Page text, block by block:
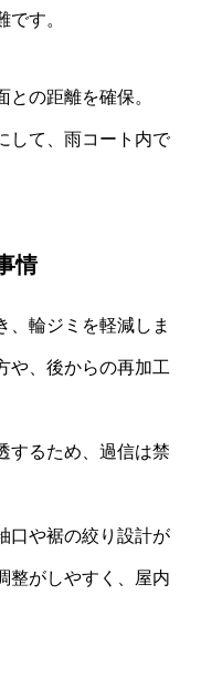
す。
の距離を確保。
して、雨コート内で
情
、輪ジミを軽減しま
や、後からの再加工
するため、過信は禁
口や裾の絞り設計が
整がしやすく、屋内